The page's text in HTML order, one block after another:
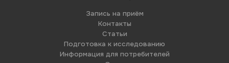
Запись на приём
Контакты
Статьи
Подготовка к исследованию
Информация для потребителей